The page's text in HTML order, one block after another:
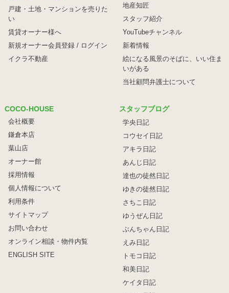
戸建・土地・マンションを売りた
い
賃貸オーナー様へ
新規オーナー会員登録 / ログイン
イクラ不動産
地産知匠
スタッフ紹介
YouTubeチャンネル
新着情報
絵になる風景のそばに、 いい住ま
いがある
当社顧問弁護士について
COCO-HOUSE
会社概要
鎌倉本店
葉山店
オーナー館
採用情報
個人情報について
利用条件
サイトマップ
お問い合わせ
オンライン相談・物件内覧
ENGLISH SITE
スタッフブログ
学央日記
コウセイ日記
アキラ日記
あんじ日記
達也の徒然日記
ゆきの徒然日記
さちこ日記
ゆうぜん日記
ぶんちゃん日記
えみ日記
トモコ日記
和美日記
ケイタ日記